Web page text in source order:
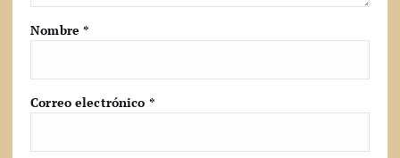
Nombre*
Correo electrónico *